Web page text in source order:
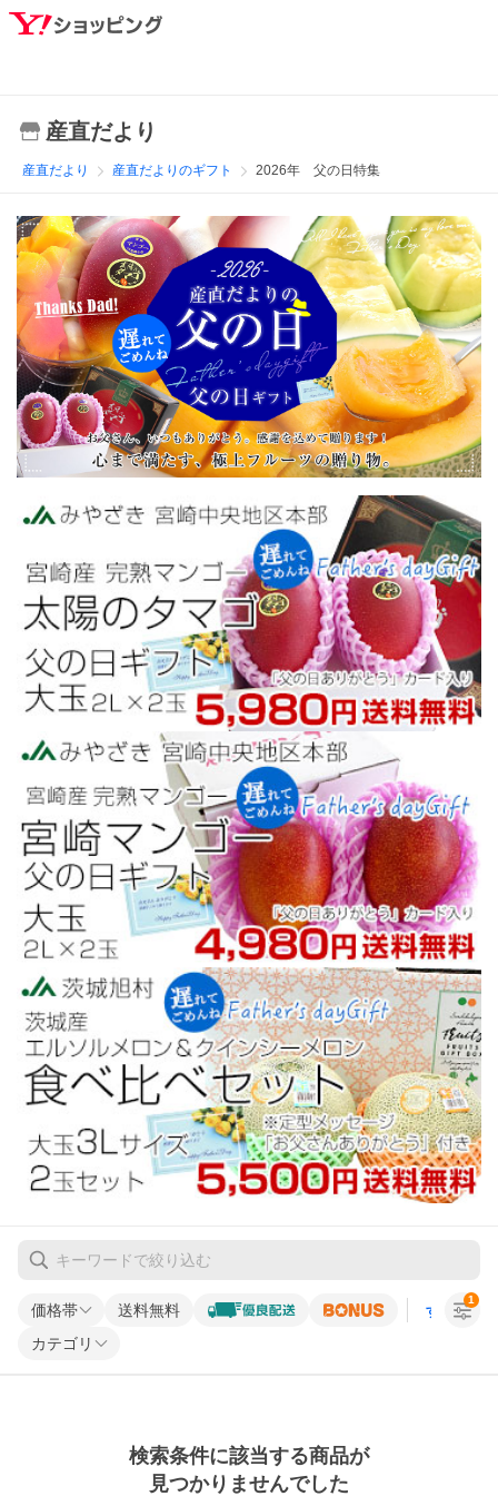
産直だより
産直だより 産直だよりのギフト 2026年 父の日特集
価格帯 送料無料 すべての条
カテゴリ
1
検索条件に該当する商品が
見つかりませんでした